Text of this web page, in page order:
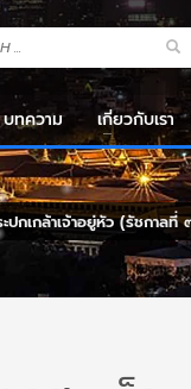
บทความ เกี่ยวกับเรา
ปกเกล้าเจ้าอยู่หัว (รัชกาลที่